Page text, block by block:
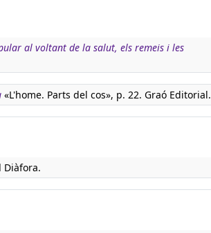
al voltant de la salut, els remeis i les
«L'home. Parts del cos», p. 22. Graó Editorial.
Diàfora.